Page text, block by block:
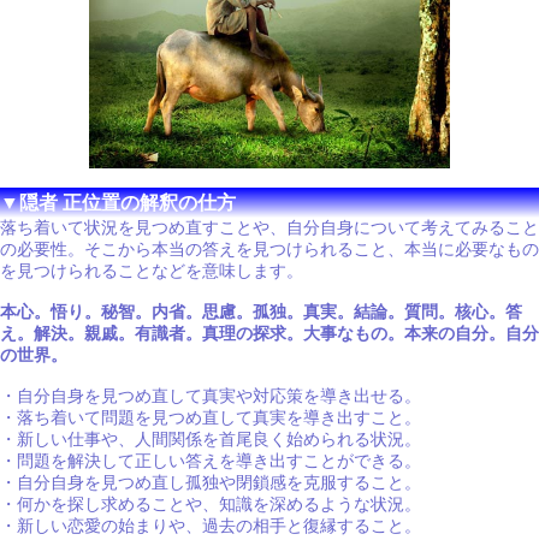
▼隠者 正位置の解釈の仕方
落ち着いて状況を見つめ直すことや、自分自身について考えてみること
の必要性。そこから本当の答えを見つけられること、本当に必要なもの
を見つけられることなどを意味します。
本心。悟り。秘智。内省。思慮。孤独。真実。結論。質問。核心。答
え。解決。親戚。有識者。真理の探求。大事なもの。本来の自分。自分
の世界。
・自分自身を見つめ直して真実や対応策を導き出せる。
・落ち着いて問題を見つめ直して真実を導き出すこと。
・新しい仕事や、人間関係を首尾良く始められる状況。
・問題を解決して正しい答えを導き出すことができる。
・自分自身を見つめ直し孤独や閉鎖感を克服すること。
・何かを探し求めることや、知識を深めるような状況。
・新しい恋愛の始まりや、過去の相手と復縁すること。